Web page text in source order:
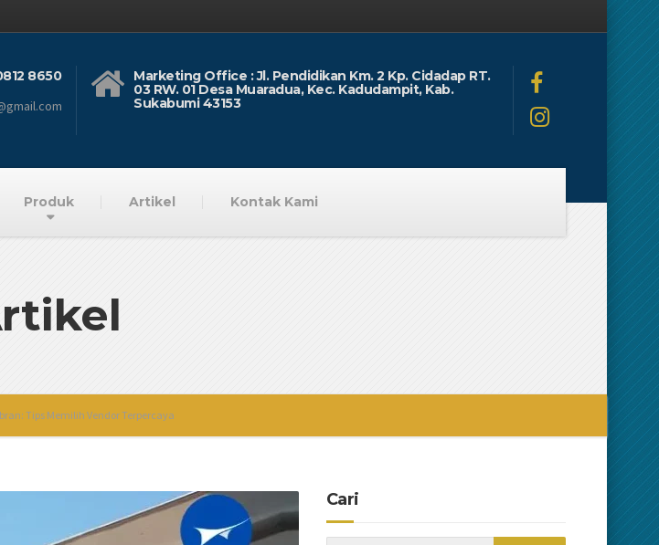
8650
Marketing Office : Jl. Pendidikan Km. 2 Kp. Cidadap RT.
03 RW. 01 Desa Muaradua, Kec. Kadudampit, Kab.
Sukabumi 43153
Produk Artikel Kontak Kami
Tips Memilih Vendor Terpercaya
Cari